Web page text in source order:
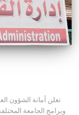
تعلن أمانة الشؤون
وبرامج الجامعة